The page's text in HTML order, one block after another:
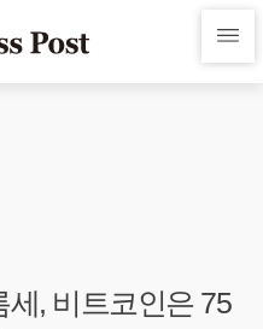
, 비트코인은 75